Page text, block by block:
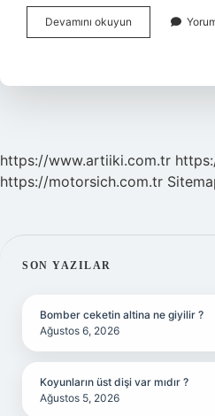
Devamını okuyun
Meslekleri
https://www.artiiki.com.tr
https://motorsich.com.tr
SIDEBAR
SON YAZILAR
Bomber ceketin altina ne giyilir ?
Ağustos 6, 2026
Koyunların üst dişi var mıdır ?
Ağustos 5, 2026